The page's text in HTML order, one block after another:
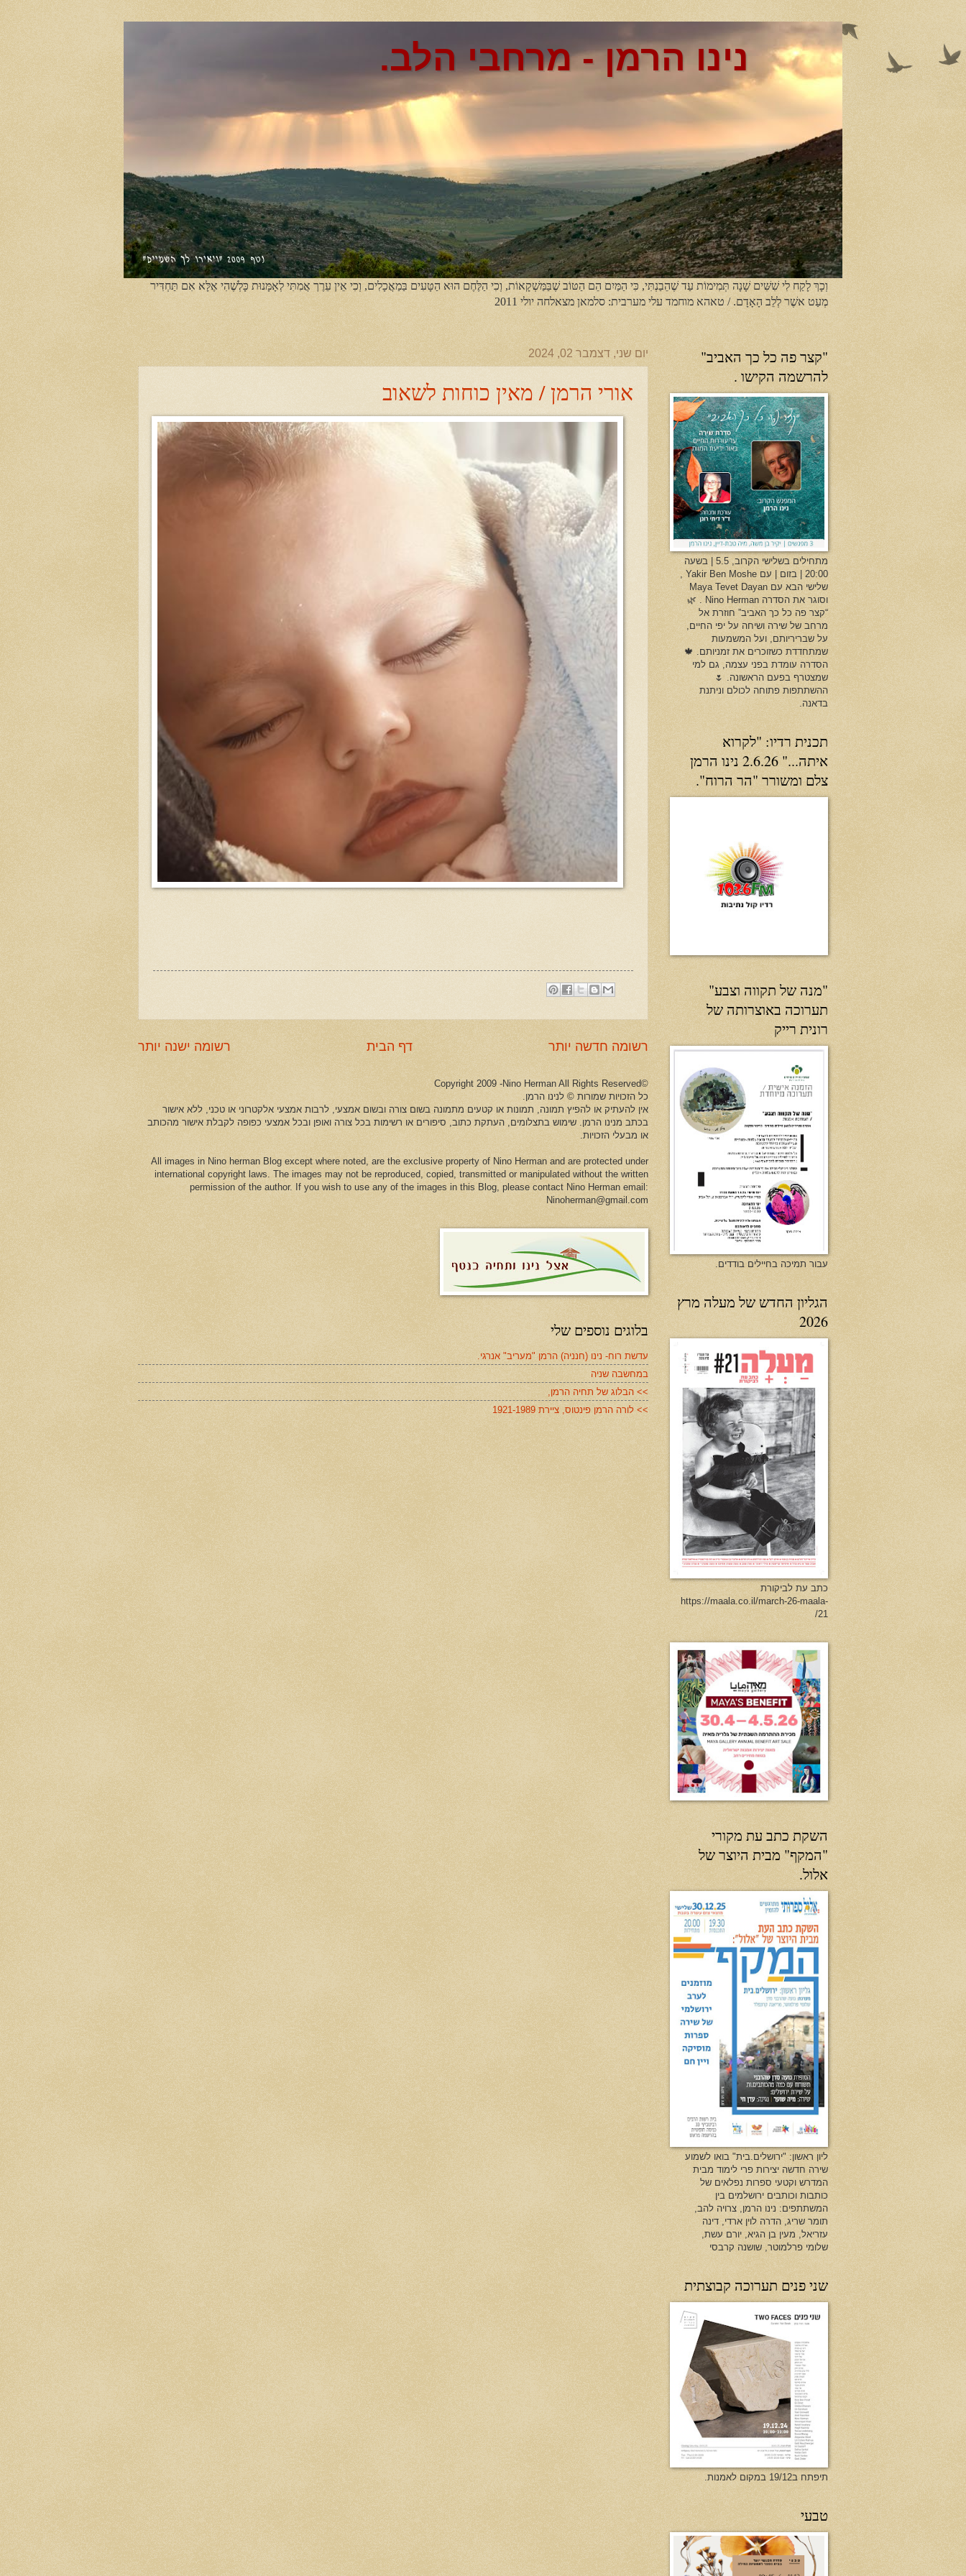
נינו הרמן - מרחבי הלב.
וְכָךְ לָקַח לִי שִׁשִּׁים שָׁנָה תְּמִימוֹת עַד שֶׁהֵבַנְתִּי, כִּי הַמַּיִם הֵם הַטּוֹב שֶׁבַּמַּשְׁקָאוֹת, וְכִי הַלֶּחֶם הוּא הַטָּעִים בַּמַאֲכָלִים, וְכִי אֵין עֵרֶך אֲמִתִּי לְאָמָּנוּת כָּלְשֶׁהִי אֶלָּא אִם תַּחְדִּיר
מְעַט אשֶׁר לְלֵב הָאָדָם. / טאהא מוחמד עלי מערבית: סלמאן מצאלחה יולי 2011
יום שני, דצמבר 02, 2024
אורי הרמן / מאין כוחות לשאוב
רשומה חדשה יותר רשומה ישנה יותר דף הבית
©Copyright 2009 -Nino Herman All Rights Reserved
כל הזכויות שמורות © לנינו הרמן.
אין להעתיק או להפיץ תמונה, תמונות או קטעים מתמונה בשום צורה ובשום אמצעי, לרבות אמצעי אלקטרוני או טכני, ללא אישור
בכתב מנינו הרמן. שימוש בתצלומים, העתקת כתוב, סיפורים או רשימות בכל צורה ואופן ובכל אמצעי כפופה לקבלת אישור מהכותב
או מבעלי הזכויות.
All images in Nino herman Blog except where noted, are the exclusive property of Nino Herman and are protected under
international copyright laws. The images may not be reproduced, copied, transmitted or manipulated without the written
permission of the author. If you wish to use any of the images in this Blog, please contact Nino Herman email:
Ninoherman@gmail.com
בלוגים נוספים שלי
עדשת רוח- נינו (חנניה) הרמן "מעריב" אנרגי.
במחשבה שניה
>> הבלוג של תחיה הרמן,
>> לורה הרמן פינטוס, ציירת 1921-1989
"קצר פה כל כך האביב"
להרשמה הקישו .
מתחילים בשלישי הקרוב, 5.5 | בשעה
20:00 | בזום | עם Yakir Ben Moshe ,
שלישי הבא עם Maya Tevet Dayan
וסוגר את הסדרה Nino Herman . 🌿
“קצר פה כל כך האביב” חוזרת אל
מרחב של שירה ושיחה על יפי החיים,
על שבריריותם, ועל המשמעות
שמתחדדת כשזוכרים את זמניותם. 🍁
הסדרה עומדת בפני עצמה, גם למי
שמצטרף בפעם הראשונה. 🌷
ההשתתפות פתוחה לכולם וניתנת
בדאנה.
תכנית רדיו: "לקרוא
איתה..." 2.6.26 נינו הרמן
צלם ומשורר "הר הרוח".
"מנה של תקווה וצבע"
תערוכה באוצרותה של
רונית רייק
עבור תמיכה בחיילים בודדים.
הגליון החדש של מעלה מרץ
2026
כתב עת לביקורת
https://maala.co.il/march-26-maala-
21/
השקת כתב עת מקורי
"המקף" מבית היוצר של
אלול.
ליון ראשון: "ירושלים.בית" בואו לשמוע
שירה חדשה יצירות פרי לימוד מבית
המדרש וקטעי ספרות נפלאים של
כותבות וכותבים ירושלמים בין
המשתתפים: נינו הרמן, צרויה להב,
תומר שריג, הדרה לוין ארדי, דינה
עזריאל, מעין בן הגיא, יורם עשת,
שלומי פרלמוטר, שושנה קרבסי
שני פנים תערוכה קבוצתית
תיפתח ב19/12 במקום לאמנות.
טבעי